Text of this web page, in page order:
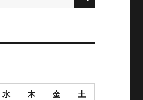
水 木 金 土